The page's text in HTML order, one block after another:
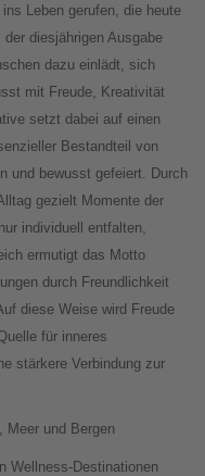
Leben gerufen, die heute
diesjährigen Ausgabe
dazu einlädt, sich
mit Freude, Kreativität
setzt dabei auf einen
Bestandteil von
und bewusst gefeiert. Durch
gezielt Momente der
individuell entfalten,
ermutigt das Motto
durch Freundlichkeit
diese Weise wird Freude
für inneres
stärkere Verbindung zur
Meer und Bergen
Wellness-Destinationen